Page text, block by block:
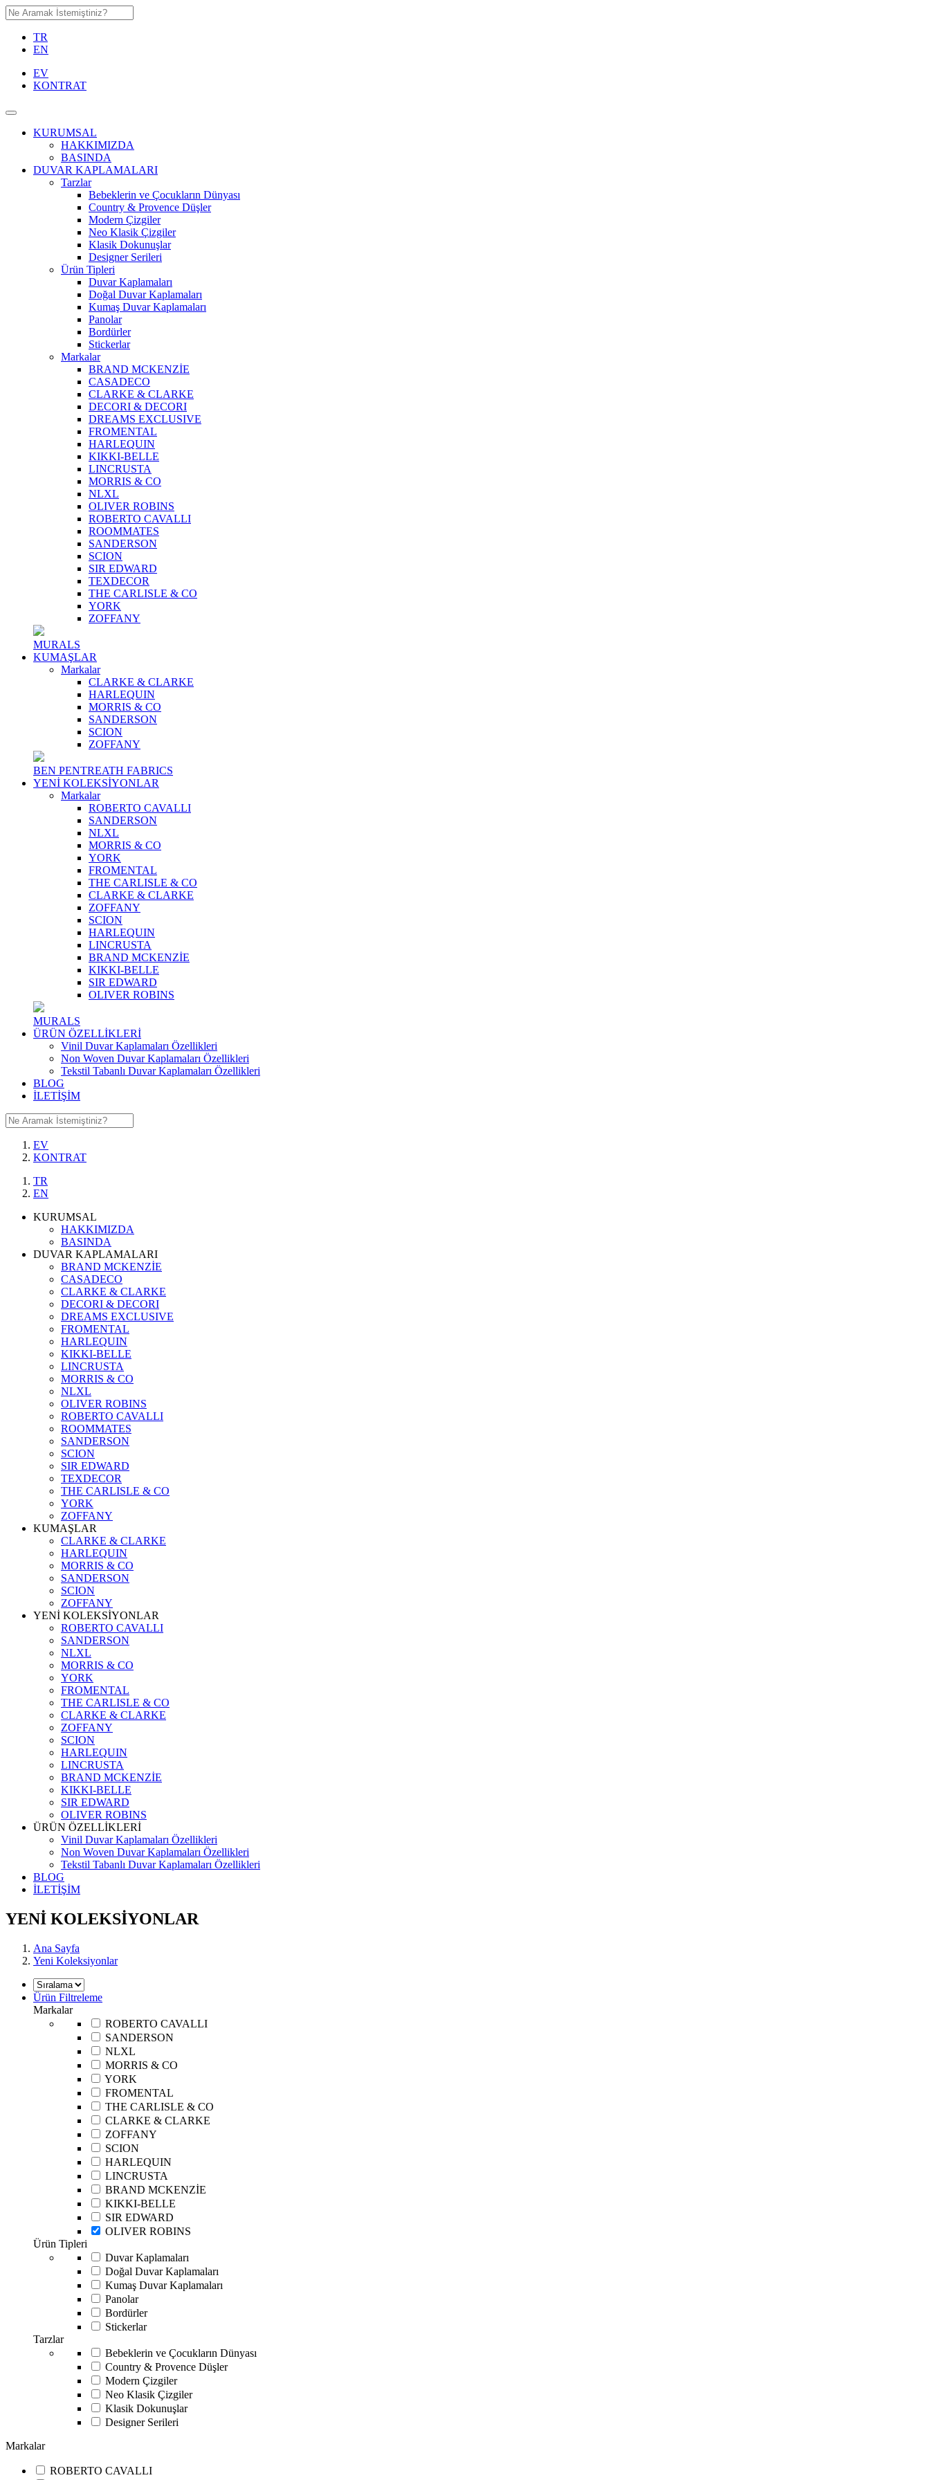
TR
EN
EV
KONTRAT
KURUMSAL
HAKKIMIZDA
BASINDA
DUVAR KAPLAMALARI
Tarzlar
Bebeklerin ve Çocukların Dünyası
Country & Provence Düşler
Modern Çizgiler
Neo Klasik Çizgiler
Klasik Dokunuşlar
Designer Serileri
Ürün Tipleri
Duvar Kaplamaları
Doğal Duvar Kaplamaları
Kumaş Duvar Kaplamaları
Panolar
Bordürler
Stickerlar
Markalar
BRAND MCKENZİE
CASADECO
CLARKE & CLARKE
DECORI & DECORI
DREAMS EXCLUSIVE
FROMENTAL
HARLEQUIN
KIKKI-BELLE
LINCRUSTA
MORRIS & CO
NLXL
OLIVER ROBINS
ROBERTO CAVALLI
ROOMMATES
SANDERSON
SCION
SIR EDWARD
TEXDECOR
THE CARLISLE & CO
YORK
ZOFFANY
MURALS
KUMAŞLAR
Markalar
CLARKE & CLARKE
HARLEQUIN
MORRIS & CO
SANDERSON
SCION
ZOFFANY
BEN PENTREATH FABRICS
YENİ KOLEKSİYONLAR
Markalar
ROBERTO CAVALLI
SANDERSON
NLXL
MORRIS & CO
YORK
FROMENTAL
THE CARLISLE & CO
CLARKE & CLARKE
ZOFFANY
SCION
HARLEQUIN
LINCRUSTA
BRAND MCKENZİE
KIKKI-BELLE
SIR EDWARD
OLIVER ROBINS
MURALS
ÜRÜN ÖZELLİKLERİ
Vinil Duvar Kaplamaları Özellikleri
Non Woven Duvar Kaplamaları Özellikleri
Tekstil Tabanlı Duvar Kaplamaları Özellikleri
BLOG
İLETİŞİM
EV
KONTRAT
TR
EN
KURUMSAL
HAKKIMIZDA
BASINDA
DUVAR KAPLAMALARI
BRAND MCKENZİE
CASADECO
CLARKE & CLARKE
DECORI & DECORI
DREAMS EXCLUSIVE
FROMENTAL
HARLEQUIN
KIKKI-BELLE
LINCRUSTA
MORRIS & CO
NLXL
OLIVER ROBINS
ROBERTO CAVALLI
ROOMMATES
SANDERSON
SCION
SIR EDWARD
TEXDECOR
THE CARLISLE & CO
YORK
ZOFFANY
KUMAŞLAR
CLARKE & CLARKE
HARLEQUIN
MORRIS & CO
SANDERSON
SCION
ZOFFANY
YENİ KOLEKSİYONLAR
ROBERTO CAVALLI
SANDERSON
NLXL
MORRIS & CO
YORK
FROMENTAL
THE CARLISLE & CO
CLARKE & CLARKE
ZOFFANY
SCION
HARLEQUIN
LINCRUSTA
BRAND MCKENZİE
KIKKI-BELLE
SIR EDWARD
OLIVER ROBINS
ÜRÜN ÖZELLİKLERİ
Vinil Duvar Kaplamaları Özellikleri
Non Woven Duvar Kaplamaları Özellikleri
Tekstil Tabanlı Duvar Kaplamaları Özellikleri
BLOG
İLETİŞİM
YENİ KOLEKSİYONLAR
Ana Sayfa
Yeni Koleksiyonlar
Ürün Filtreleme
Markalar
ROBERTO CAVALLI
SANDERSON
NLXL
MORRIS & CO
YORK
FROMENTAL
THE CARLISLE & CO
CLARKE & CLARKE
ZOFFANY
SCION
HARLEQUIN
LINCRUSTA
BRAND MCKENZİE
KIKKI-BELLE
SIR EDWARD
OLIVER ROBINS
Ürün Tipleri
Duvar Kaplamaları
Doğal Duvar Kaplamaları
Kumaş Duvar Kaplamaları
Panolar
Bordürler
Stickerlar
Tarzlar
Bebeklerin ve Çocukların Dünyası
Country & Provence Düşler
Modern Çizgiler
Neo Klasik Çizgiler
Klasik Dokunuşlar
Designer Serileri
Markalar
ROBERTO CAVALLI